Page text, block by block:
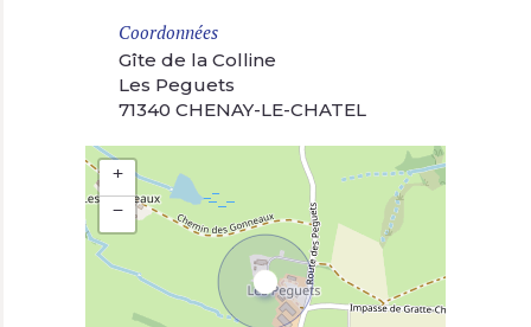
Coordonnées
Gîte de la Colline
Les Peguets
71340 CHENAY-LE-CHATEL
+
−